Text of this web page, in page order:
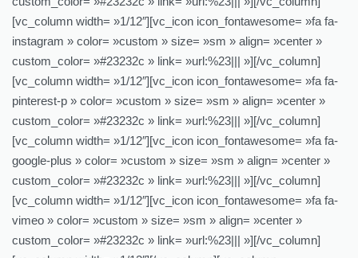
[vc_column width= »1/12″][vc_icon icon_fontawesome= »fa fa-
instagram » color= »custom » size= »sm » align= »center »
custom_color= »#23232c » link= »url:%23||| »][/vc_column]
[vc_column width= »1/12″][vc_icon icon_fontawesome= »fa fa-
pinterest-p » color= »custom » size= »sm » align= »center »
custom_color= »#23232c » link= »url:%23||| »][/vc_column]
[vc_column width= »1/12″][vc_icon icon_fontawesome= »fa fa-
google-plus » color= »custom » size= »sm » align= »center »
custom_color= »#23232c » link= »url:%23||| »][/vc_column]
[vc_column width= »1/12″][vc_icon icon_fontawesome= »fa fa-
vimeo » color= »custom » size= »sm » align= »center »
custom_color= »#23232c » link= »url:%23||| »][/vc_column]